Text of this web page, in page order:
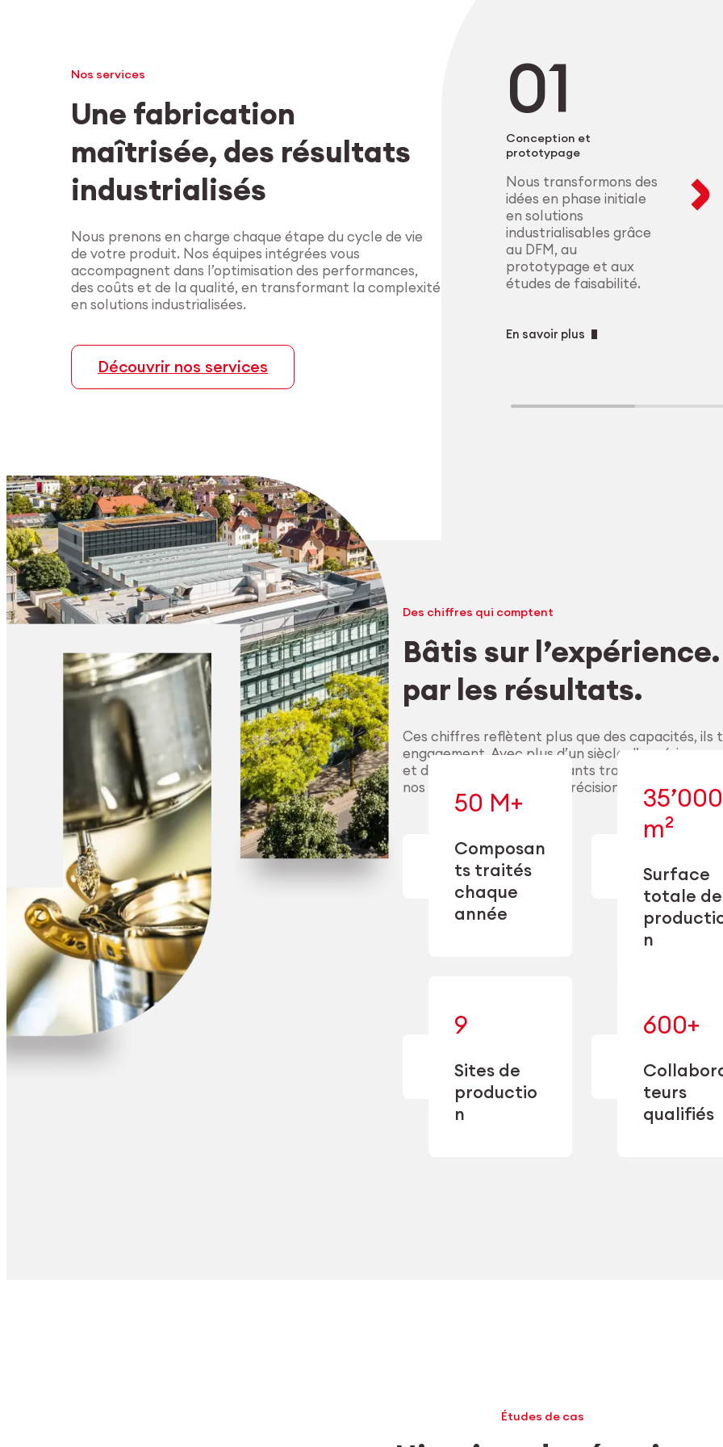
Explorer les matériaux Explorer l’usinage
conformes aux
Explorer le
produisons à
complexes, avec
Explorer
Nos services
Une fabrication
maîtrisée, des résultats
industrialisés
Nous prenons en charge chaque étape du cycle de vie
de votre produit. Nos équipes intégrées vous
accompagnent dans l’optimisation des performances,
des coûts et de la qualité, en transformant la complexité
en solutions industrialisées.
Découvrir nos services
Conception et
prototypage
Nous transformons des
idées en phase initiale
en solutions
industrialisables grâce
au DFM, au
prototypage et aux
études de faisabilité.
En savoir plus
Des chiffres qui comptent
Bâtis sur
par les résultats.
Ces chiffres reflètent plus que des capacités, ils
engagement. Avec plus d’un siècle
et des millions de composants traités chaque
nos clients pour délivrer précision, performance
50 M+
Composan
ts traités
chaque
année
finition,
nettoyage et
conditionnement.
m²
Surface
totale de
n
— conçue
précision
9
Sites de
productio
n
— alliant une
spécialisation
à une
capacité de
double
600+
teurs
qualifiés
Études de cas